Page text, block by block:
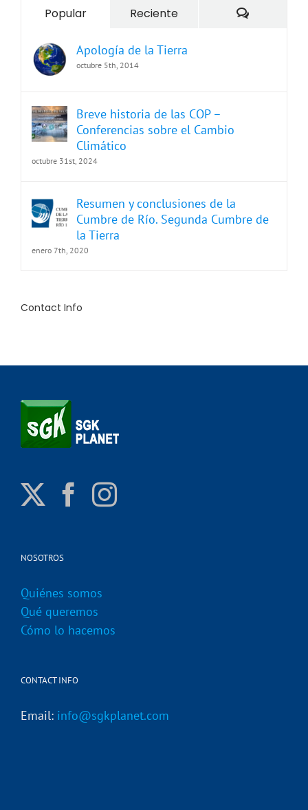
Popular Reciente
Apología de la Tierra
octubre 5th, 2014
Breve historia de las COP –
Conferencias sobre el Cambio
Climático
octubre 31st, 2024
Resumen y conclusiones de la
Cumbre de Río. Segunda Cumbre de
la Tierra
enero 7th, 2020
Contact Info
NOSOTROS
Quiénes somos
Qué queremos
Cómo lo hacemos
CONTACT INFO
Email: info@sgkplanet.com